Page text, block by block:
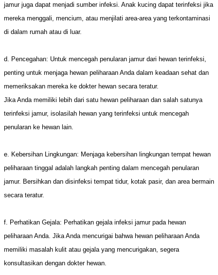
jamur juga dapat menjadi sumber infeksi. Anak kucing dapat terinfeksi jika
mereka menggali, mencium, atau menjilati area-area yang terkontaminasi
di dalam rumah atau di luar.
d. Pencegahan: Untuk mencegah penularan jamur dari hewan terinfeksi,
penting untuk menjaga hewan peliharaan Anda dalam keadaan sehat dan
memeriksakan mereka ke dokter hewan secara teratur.
Jika Anda memiliki lebih dari satu hewan peliharaan dan salah satunya
terinfeksi jamur, isolasilah hewan yang terinfeksi untuk mencegah
penularan ke hewan lain.
e. Kebersihan Lingkungan: Menjaga kebersihan lingkungan tempat hewan
peliharaan tinggal adalah langkah penting dalam mencegah penularan
jamur. Bersihkan dan disinfeksi tempat tidur, kotak pasir, dan area bermain
secara teratur.
f. Perhatikan Gejala: Perhatikan gejala infeksi jamur pada hewan
peliharaan Anda. Jika Anda mencurigai bahwa hewan peliharaan Anda
memiliki masalah kulit atau gejala yang mencurigakan, segera
konsultasikan dengan dokter hewan.